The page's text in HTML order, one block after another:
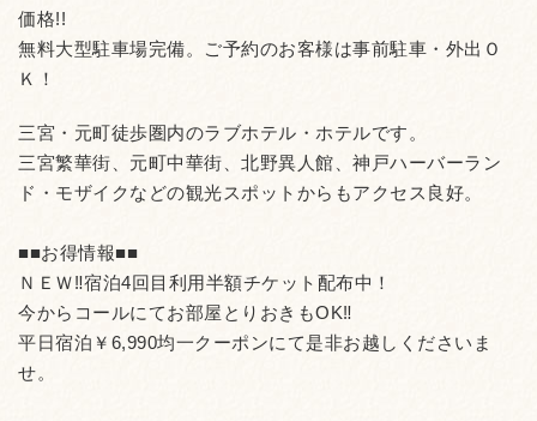
価格!!
無料大型駐車場完備。ご予約のお客様は事前駐車・外出Ｏ
Ｋ！
三宮・元町徒歩圏内のラブホテル・ホテルです。
三宮繁華街、元町中華街、北野異人館、神戸ハーバーラン
ド・モザイクなどの観光スポットからもアクセス良好。
■■お得情報■■
ＮＥＷ‼宿泊4回目利用半額チケット配布中！
今からコールにてお部屋とりおきもOK‼
平日宿泊￥6,990均一クーポンにて是非お越しくださいま
せ。